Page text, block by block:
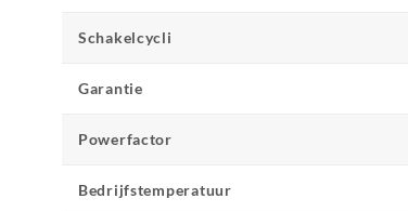
Schakelcycli
Garantie
Powerfactor
Bedrijfstemperatuur